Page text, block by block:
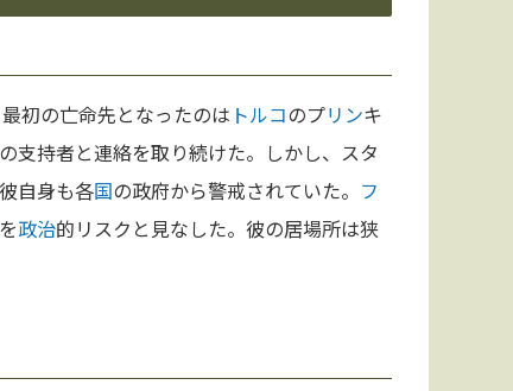
初の亡命先となったのは トルコのプリンキ
支持者と連絡を取り続けた。しかし、スタ
自身も各国の政府から警戒されていた。 フ
を政治的リスクと見なした。彼の居場所は狭